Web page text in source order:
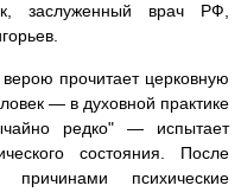
заслуженный врач РФ,
прочитает церковную
— в духовной практике
редко" — испытает
состояния. После
психические